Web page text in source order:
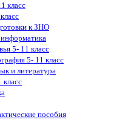
класс
к ЗНО
5- 11 класс
5- 11 класс
и литература
пособия